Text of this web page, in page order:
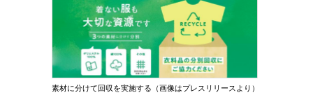
素材に分けて回収を実施する（画像はプレスリリースより）